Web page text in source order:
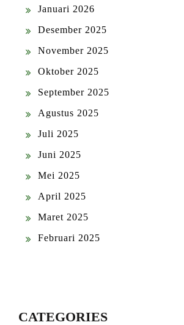
Januari 2026
Desember 2025
November 2025
Oktober 2025
September 2025
Agustus 2025
Juli 2025
Juni 2025
Mei 2025
April 2025
Maret 2025
Februari 2025
CATEGORIES